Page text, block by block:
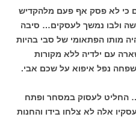
כי לא פסק אף פעם מלהקדיש
ולבו נמשך לעסקים… סיבה
מותו הפתאומי של סבי בהיות
נשארה עם ילדיה ללא מקורות
נפל איפוא על שכם אבי.
החליט לעסוק במסחר ופתח
אלה לא צלחו בידו והחנות